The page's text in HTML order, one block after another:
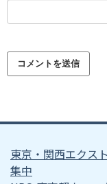
東京・関西エクス
集中